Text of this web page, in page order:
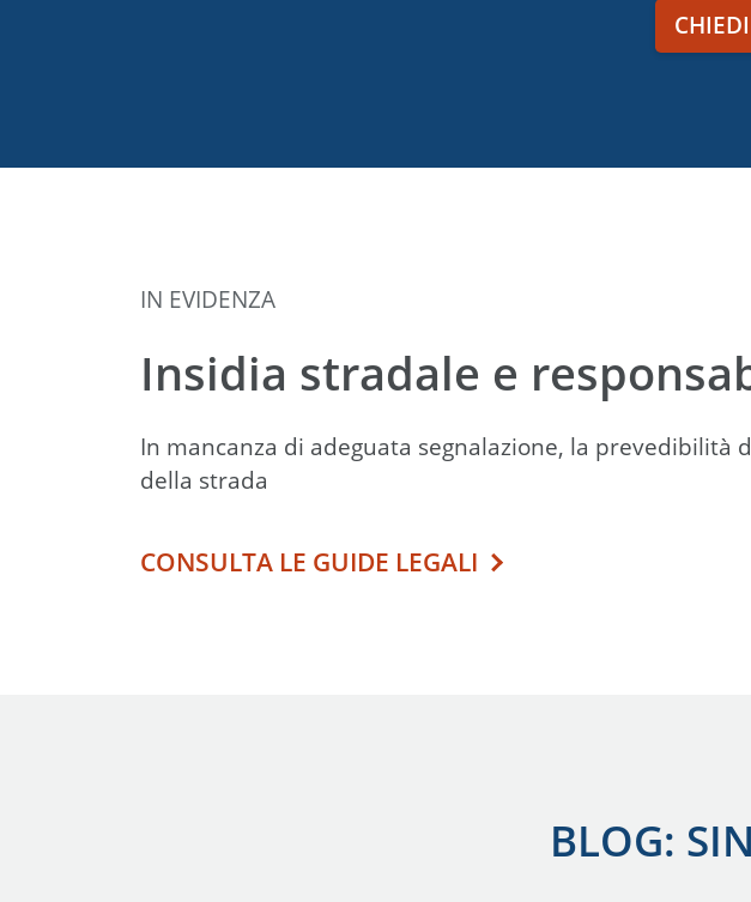
IN EVIDENZA
Insidia stradale e
In mancanza di adeguata segnalazione, la
della strada
CONSULTA LE GUIDE LEGALI
BLOG: